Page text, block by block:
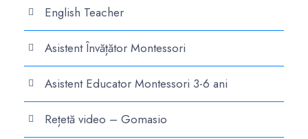
English Teacher
Asistent Învățător Montessori
Asistent Educator Montessori 3-6 ani
Rețetă video – Gomasio